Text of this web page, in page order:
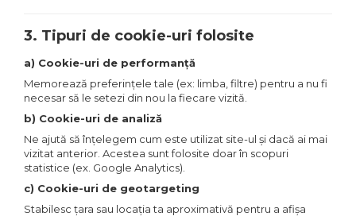
3. Tipuri de cookie-uri folosite
a) Cookie-uri de performanță
Memorează preferințele tale (ex: limba, filtre) pentru a nu fi
necesar să le setezi din nou la fiecare vizită.
b) Cookie-uri de analiză
Ne ajută să înțelegem cum este utilizat site-ul și dacă ai mai
vizitat anterior. Acestea sunt folosite doar în scopuri
statistice (ex. Google Analytics).
c) Cookie-uri de geotargeting
Stabilesc țara sau locația ta aproximativă pentru a afișa